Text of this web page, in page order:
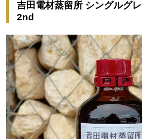
吉田電材蒸留所 シングルグ
2nd